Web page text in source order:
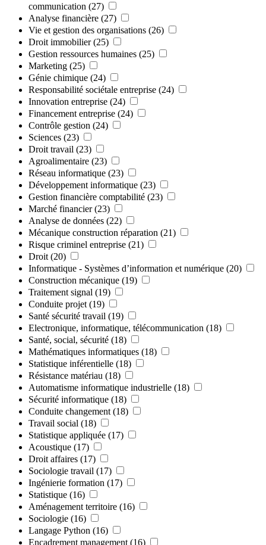
communication (27)
Analyse financière (27)
Vie et gestion des organisations (26)
Droit immobilier (25)
Gestion ressources humaines (25)
Marketing (25)
Génie chimique (24)
Responsabilité sociétale entreprise (24)
Innovation entreprise (24)
Financement entreprise (24)
Contrôle gestion (24)
Sciences (23)
Droit travail (23)
Agroalimentaire (23)
Réseau informatique (23)
Développement informatique (23)
Gestion financière comptabilité (23)
Marché financier (23)
Analyse de données (22)
Mécanique construction réparation (21)
Risque criminel entreprise (21)
Droit (20)
Informatique - Systèmes d’information et numérique (20)
Construction mécanique (19)
Traitement signal (19)
Conduite projet (19)
Santé sécurité travail (19)
Electronique, informatique, télécommunication (18)
Santé, social, sécurité (18)
Mathématiques informatiques (18)
Statistique inférentielle (18)
Résistance matériau (18)
Automatisme informatique industrielle (18)
Sécurité informatique (18)
Conduite changement (18)
Travail social (18)
Statistique appliquée (17)
Acoustique (17)
Droit affaires (17)
Sociologie travail (17)
Ingénierie formation (17)
Statistique (16)
Aménagement territoire (16)
Sociologie (16)
Langage Python (16)
Encadrement management (16)